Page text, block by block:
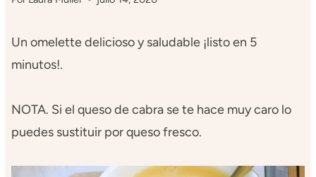
Un omelette delicioso y saludable ¡listo en 5
minutos!​​​​​​​​​​​​​​​​​​​​​​​​​​​​.​​​​​​​​​​​​
NOTA. Si el queso de cabra se te hace muy caro lo
puedes sustituir por queso fresco.